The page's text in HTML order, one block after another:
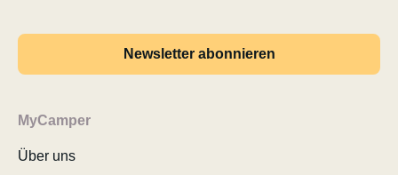
Newsletter abonnieren
MyCamper
Über uns